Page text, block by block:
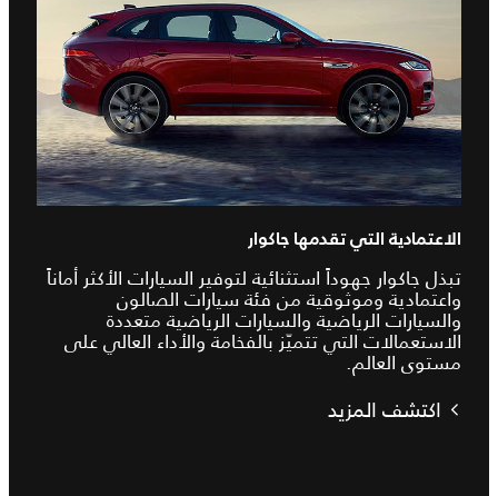
الاعتمادية التي تقدمها جاكوار
تبذل جاكوار جهوداً استثنائية لتوفير السيارات الأكثر أماناً
واعتمادية وموثوقية من فئة سيارات الصالون
والسيارات الرياضية والسيارات الرياضية متعددة
الاستعمالات التي تتميّز بالفخامة والأداء العالي على
مستوى العالم.
اكتشف المزيد